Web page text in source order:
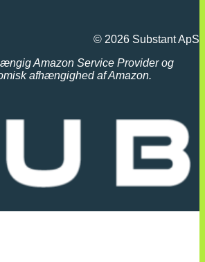
© 2026 Substant ApS
Amazon Service Provider og
afhængighed af Amazon.